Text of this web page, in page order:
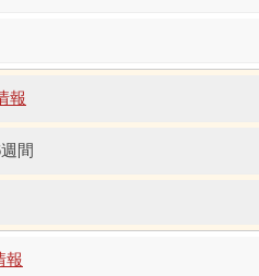
報
間
報